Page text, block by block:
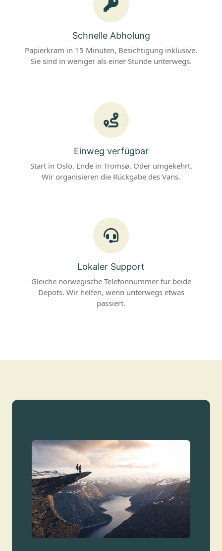
Schnelle Abholung
Papierkram in 15 Minuten, Besichtigung inklusive.
Sie sind in weniger als einer Stunde unterwegs.
Einweg verfügbar
Start in Oslo, Ende in Tromsø. Oder umgekehrt.
Wir organisieren die Rückgabe des Vans.
Lokaler Support
Gleiche norwegische Telefonnummer für beide
Depots. Wir helfen, wenn unterwegs etwas
passiert.